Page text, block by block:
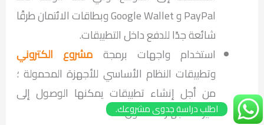
PayPal و Google Wallet وبطاقات الائتمان طرقًا
شائعة جدًا للدفع داخل التطبيقات.
استخدام واجهات برمجة مشروع الكتروني
وتطبيقات النظام الأساسي للأجهزة المحمولة ؛
من أجل إنشاء تطبيقات يمكنها الوصول إلى
ميزات الجهاز المحمول.
اطلب دراسة جدوى مشروعك.